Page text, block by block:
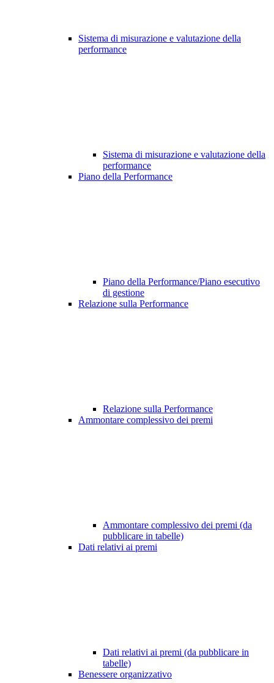
Sistema di misurazione e valutazione della
performance
Sistema di misurazione e valutazione della
performance
Piano della Performance
Piano della Performance/Piano esecutivo
di gestione
Relazione sulla Performance
Relazione sulla Performance
Ammontare complessivo dei premi
Ammontare complessivo dei premi (da
pubblicare in tabelle)
Dati relativi ai premi
Dati relativi ai premi (da pubblicare in
tabelle)
Benessere organizzativo